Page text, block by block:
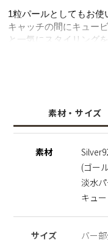
1粒パールとしてもお使
キャッチの間にキュー
と一気にスタイリング
ービックジルコニアの
※ニッケルフリー
金属製のアクセサリー
します。
※天然のパールを使用
体差がございます。そ
は、一つの魅力として
※パールの形状、てり
素材・サイズ
素材
(ゴー
淡水
キュ
サイズ
バー